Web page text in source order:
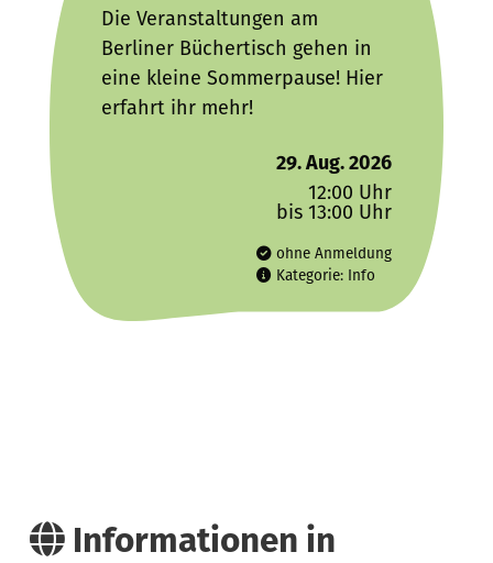
Die Veranstaltungen am
Berliner Büchertisch gehen in
eine kleine Sommerpause! Hier
erfahrt ihr mehr!
29. Aug. 2026
12:00 Uhr
bis 13:00 Uhr
ohne Anmeldung
Kategorie: Info
Informationen in